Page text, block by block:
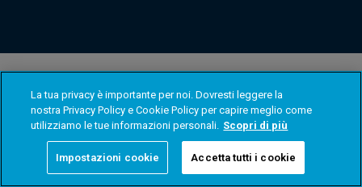
La tua privacy è importante per noi. Dovresti leggere la
nostra Privacy Policy e Cookie Policy per capire meglio come
utilizziamo le tue informazioni personali. Scopri di più
Impostazioni cookie Accetta tutti i cookie